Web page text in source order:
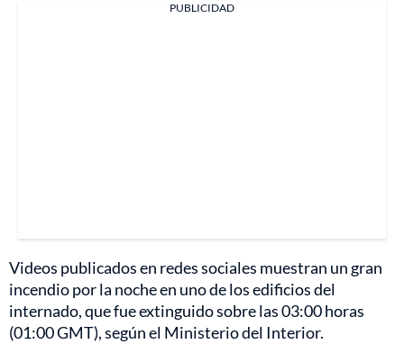
PUBLICIDAD
Videos publicados en redes sociales muestran un gran
incendio por la noche en uno de los edificios del
internado, que fue extinguido sobre las 03:00 horas
(01:00 GMT), según el Ministerio del Interior.